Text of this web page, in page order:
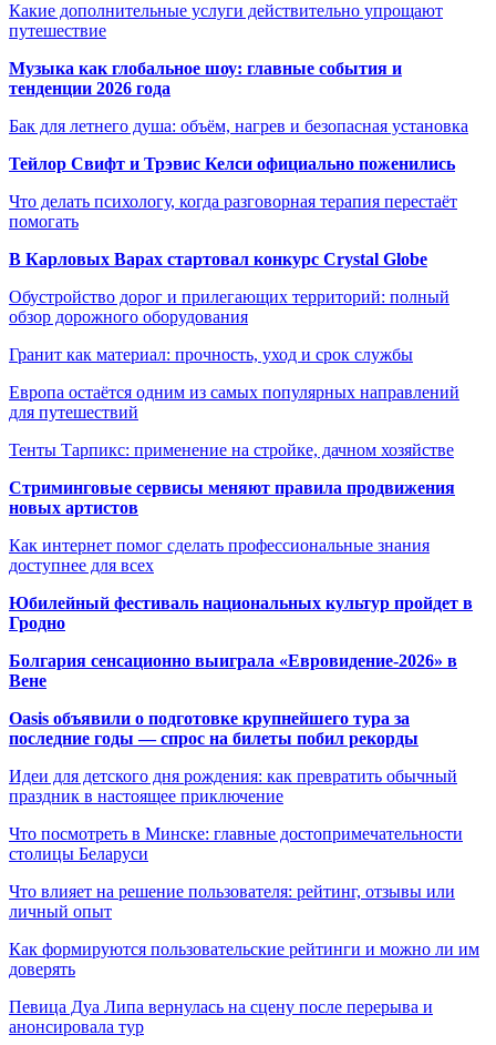
Какие дополнительные услуги действительно упрощают
путешествие
Музыка как глобальное шоу: главные события и
тенденции 2026 года
Бак для летнего душа: объём, нагрев и безопасная установка
Тейлор Свифт и Трэвис Келси официально поженились
Что делать психологу, когда разговорная терапия перестаёт
помогать
В Карловых Варах стартовал конкурс Crystal Globe
Обустройство дорог и прилегающих территорий: полный
обзор дорожного оборудования
Гранит как материал: прочность, уход и срок службы
Европа остаётся одним из самых популярных направлений
для путешествий
Тенты Тарпикс: применение на стройке, дачном хозяйстве
Стриминговые сервисы меняют правила продвижения
новых артистов
Как интернет помог сделать профессиональные знания
доступнее для всех
Юбилейный фестиваль национальных культур пройдет в
Гродно
Болгария сенсационно выиграла «Евровидение-2026» в
Вене
Oasis объявили о подготовке крупнейшего тура за
последние годы — спрос на билеты побил рекорды
Идеи для детского дня рождения: как превратить обычный
праздник в настоящее приключение
Что посмотреть в Минске: главные достопримечательности
столицы Беларуси
Что влияет на решение пользователя: рейтинг, отзывы или
личный опыт
Как формируются пользовательские рейтинги и можно ли им
доверять
Певица Дуа Липа вернулась на сцену после перерыва и
анонсировала тур